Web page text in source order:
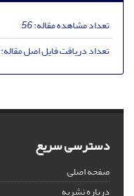
تعداد مشاهده مقاله:56
تعداد دریافت فایل اصل مقاله:
دسترسی سریع
صفحه اصلی
درباره نشریه